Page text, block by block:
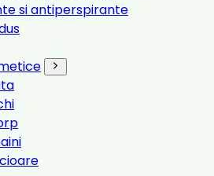
si antiperspirante